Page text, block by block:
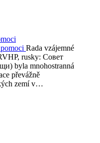
Rada vzájemné
rusky: Совет
byla mnohostranná
převážně
zemí v…